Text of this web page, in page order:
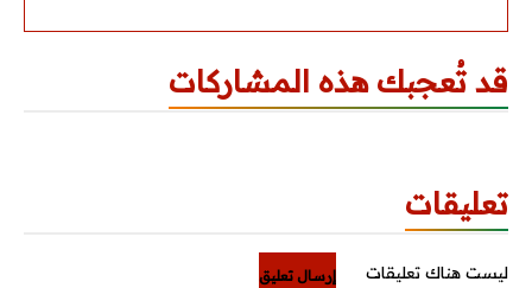
قد تُعجبك هذه المشاركات
تعليقات
ليست هناك تعليقات إرسال تعليق